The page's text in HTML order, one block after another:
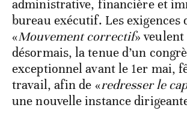
administrative, financière et
bureau exécutif. Les exigences
«Mouvement correctif» veulent
désormais, la tenue d’un
exceptionnel avant le 1er mai,
travail, afin de «redresser le
une nouvelle instance